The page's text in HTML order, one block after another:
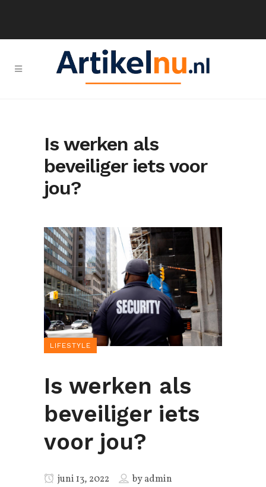
Is werken als
beveiliger iets voor
jou?
LIFESTYLE
Is werken als
beveiliger iets
voor jou?
juni 13, 2022 byadmin